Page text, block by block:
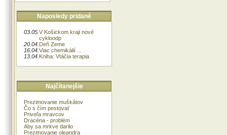
Naposledy pridané
03.05. V Košickom kraji nové
cykloodp
20.04. Deň Zeme
16.04. Viac chemikálií ...
13.04. Kniha: Vtáčia terapia
Najčítanejšie
Prezimovanie muškátov
Čo s čím pestovať
Priveľa mravcov
Dracéna - problém
Aby sa mrkve darilo
Prezimovanie oleandra